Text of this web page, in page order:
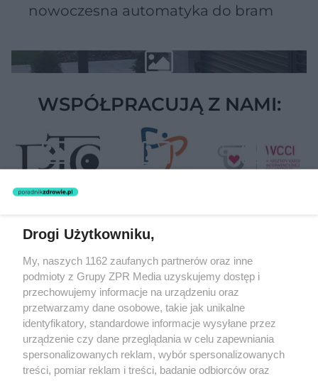
nowoczesna automatyka do bram
WSPÓŁPRACUJĄ Z NAMI:
Żaden utwór zamieszczony w serwisie nie może być powielany i
rozpowszechniany lub dalej rozpowszechniany w jakikolwiek sposób
(w tym także elektroniczny lub mechaniczny) na jakimkolwiek polu
eksploatacji w jakiejkolwiek formie, włącznie z umieszczaniem w
Internecie bez pisemnej zgody właściciela praw. Jakiekolwiek użycie
lub wykorzystanie utworów w całości lub w części z naruszeniem
prawa, tzn. bez właściwej zgody, jest zabronione pod groźbą kary i
może być ścigane prawnie.
Drogi Użytkowniku,
My, naszych 1162 zaufanych partnerów oraz inne
podmioty z Grupy ZPR Media uzyskujemy dostęp i
przechowujemy informacje na urządzeniu oraz
przetwarzamy dane osobowe, takie jak unikalne
identyfikatory, standardowe informacje wysyłane przez
urządzenie czy dane przeglądania w celu zapewniania
spersonalizowanych reklam, wybór spersonalizowanych
treści, pomiar reklam i treści, badanie odbiorców oraz